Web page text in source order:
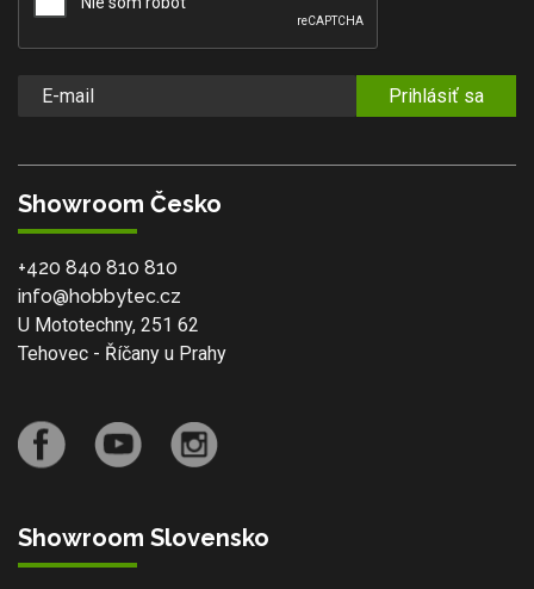
Prihlásiť sa
Showroom Česko
+420 840 810 810
info@hobbytec.cz
U Mototechny, 251 62
Tehovec - Říčany u Prahy
Showroom Slovensko